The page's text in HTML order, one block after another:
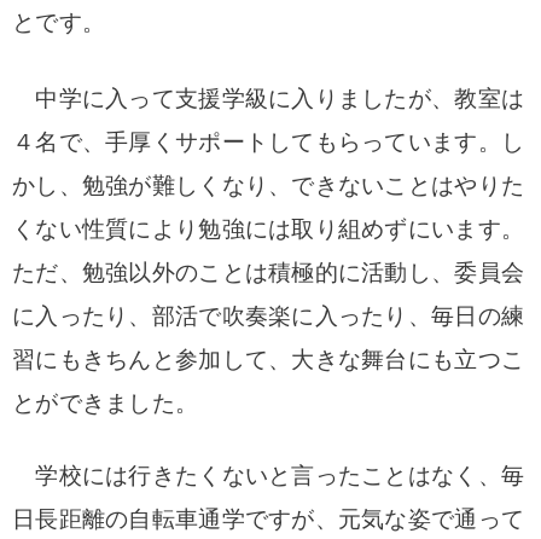
とです。
中学に入って支援学級に入りましたが、教室は
４名で、手厚くサポートしてもらっています。
し
かし、勉強が難しくなり、できないことはやりた
くない性質により勉強には取り組めずにいます。
ただ、勉強以外のことは積極的に活動し、委員会
に入ったり、部活で吹奏楽に入ったり、毎日の練
習にもきちんと参加して、大きな舞台にも立つこ
とができました。
学校には行きたくないと言ったことはなく、 毎
日長距離の自転車通学ですが、元気な姿で通って